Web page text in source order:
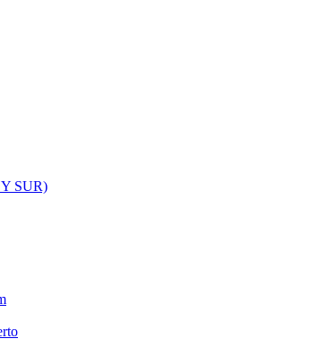
SUR)